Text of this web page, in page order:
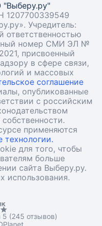
1207700339549
Учредитель:
ответственностью
номер СМИ ЭЛ №
присвоенный
в сфере связи,
и массовых
соглашение
опубликованные
с российским
применяются
технологии.
для того, чтобы
больше
сайта Выберу.ру.
использования.
5 (245 отзывов)